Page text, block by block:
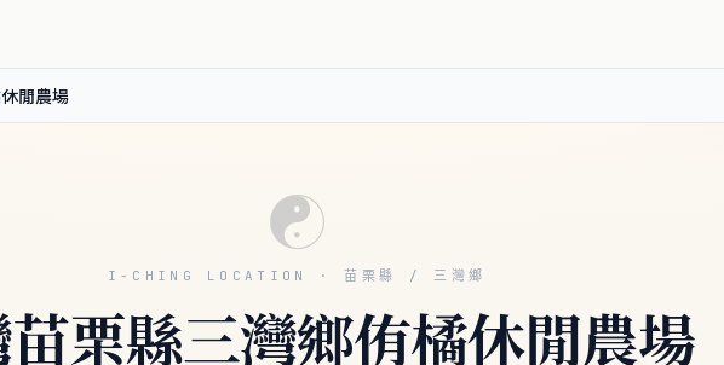
閒農場
☯
I-CHING LOCATION · 苗栗縣 / 三灣鄉
栗縣三灣鄉侑橘休閒農場